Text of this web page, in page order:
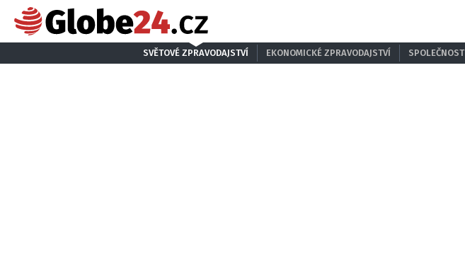
SVĚTOVÉ ZPRAVODAJSTVÍ EKONOMICKÉ ZPRAVODAJSTVÍ SPOLEČNOST